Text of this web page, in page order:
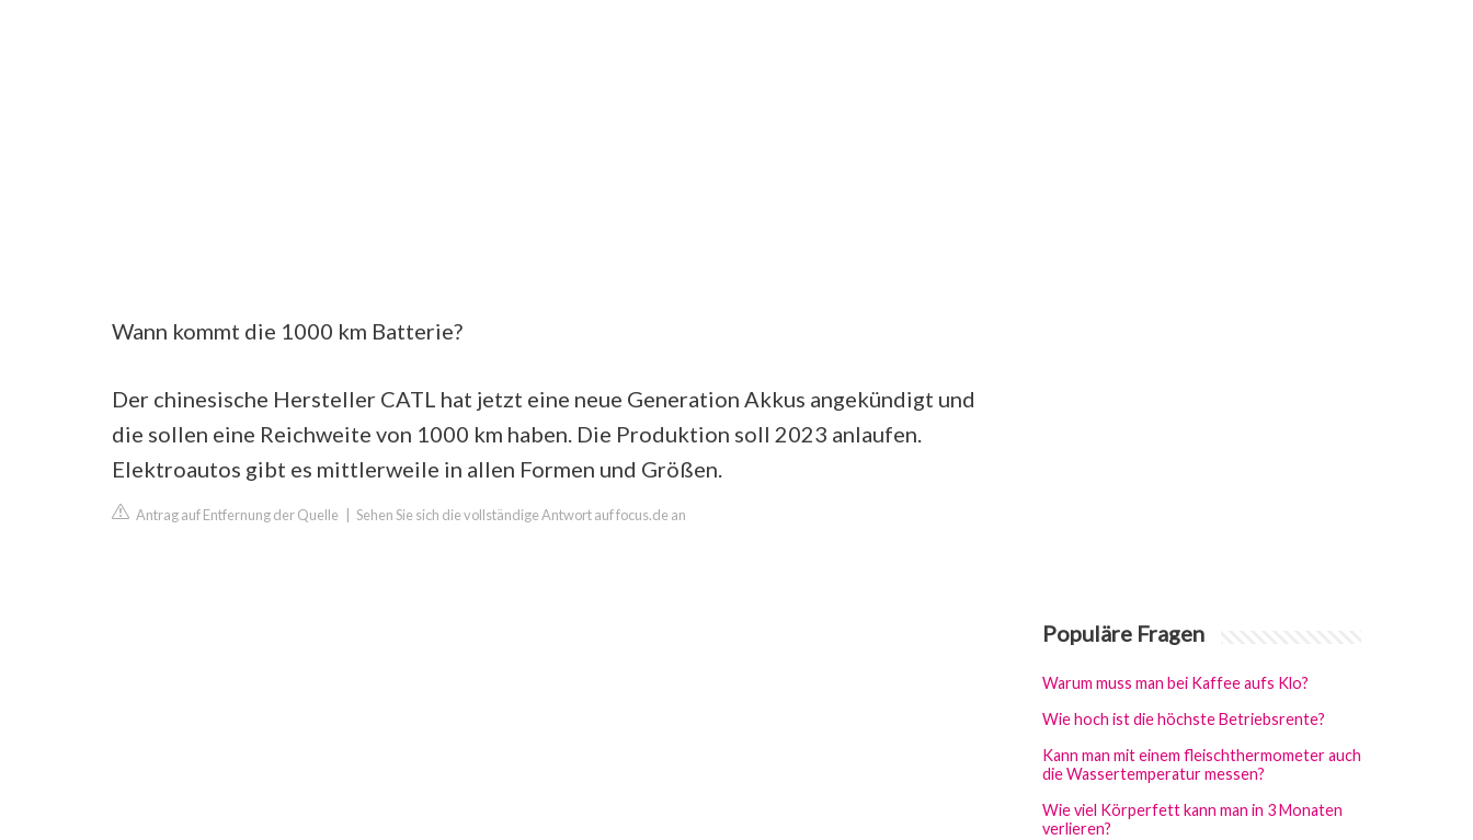
Wann kommt die 1000 km Batterie?
Der chinesische Hersteller CATL hat jetzt eine neue Generation Akkus angekündigt und
die sollen eine Reichweite von 1000 km haben. Die Produktion soll 2023 anlaufen.
Elektroautos gibt es mittlerweile in allen Formen und Größen.
Antrag auf Entfernung der Quelle Sehen Sie sich die vollständige Antwort auf focus.de an
Populäre Fragen
Warum muss man bei Kaffee aufs Klo?
Wie hoch ist die höchste Betriebsrente?
Kann man mit einem fleischthermometer auch
die Wassertemperatur messen?
Wie viel Körperfett kann man in 3 Monaten
verlieren?